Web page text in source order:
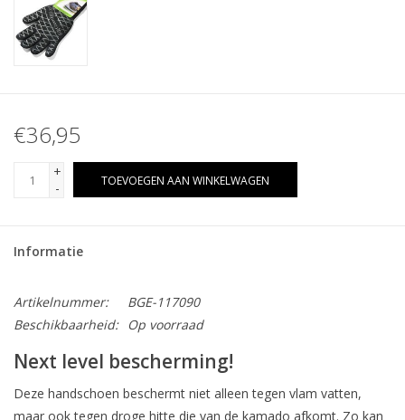
€36,95
+
-
TOEVOEGEN AAN WINKELWAGEN
Informatie
Artikelnummer:
BGE-117090
Beschikbaarheid:
Op voorraad
Next level bescherming!
Deze handschoen beschermt niet alleen tegen vlam vatten,
maar ook tegen droge hitte die van de kamado afkomt. Zo kan